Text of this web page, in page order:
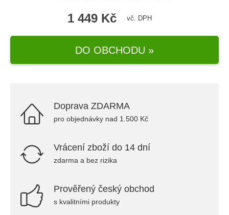
1 449 Kč vč. DPH
DO OBCHODU »
Doprava ZDARMA
pro objednávky nad 1.500 Kč
Vrácení zboží do 14 dní
zdarma a bez rizika
Prověřený český obchod
s kvalitními produkty